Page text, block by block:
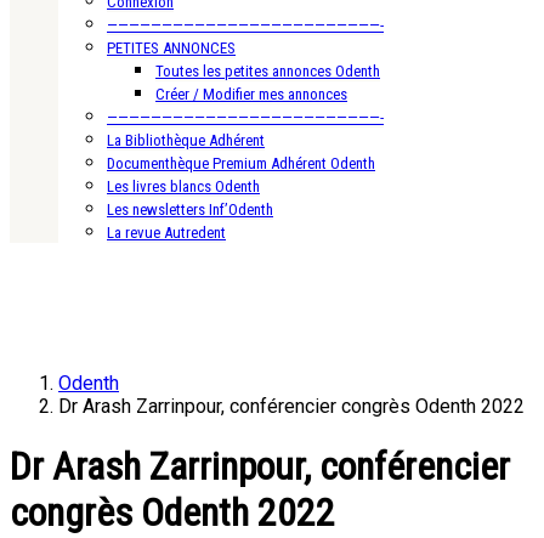
—————————————————————————-
PETITES ANNONCES
Toutes les petites annonces Odenth
Créer / Modifier mes annonces
—————————————————————————-
La Bibliothèque Adhérent
Documenthèque Premium Adhérent Odenth
Les livres blancs Odenth
Les newsletters Inf’Odenth
La revue Autredent
Odenth
Dr Arash Zarrinpour, conférencier congrès Odenth 2022
Dr Arash Zarrinpour, conférencier
congrès Odenth 2022